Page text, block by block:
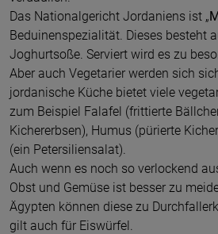
Das Nationalgericht Jordaniens ist „
Beduinenspezialität. Dieses besteht
Joghurtsoße. Serviert wird es zu
Aber auch Vegetarier werden sich
jordanische Küche bietet viele
zum Beispiel Falafel (frittierte
Kichererbsen), Humus (pürierte
(ein Petersiliensalat).
Auch wenn es noch so verlockend
Obst und Gemüse ist besser zu
Ägypten können diese zu
gilt auch für Eiswürfel.